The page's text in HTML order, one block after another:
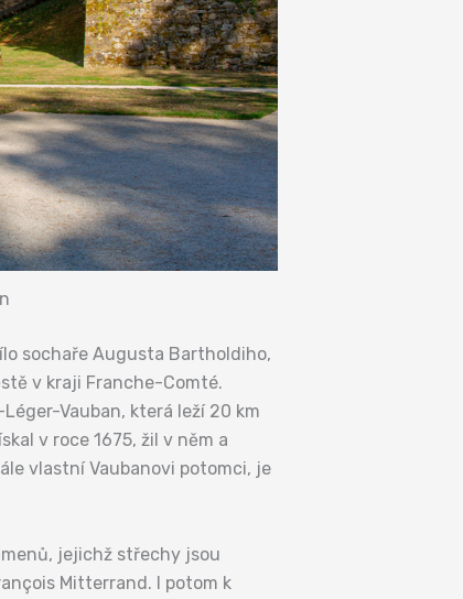
sochaře Augusta Bartholdiho,
v kraji Franche-Comté.
Vauban, která leží 20 km
v roce 1675, žil v něm a
vlastní Vaubanovi potomci, je
jejichž střechy jsou
Mitterrand. I potom k